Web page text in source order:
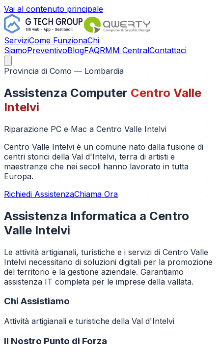
Vai al contenuto principale
ServiziCome FunzionaChi
SiamoPreventivoBlogFAQRMM CentralContattaci
Provincia di Como — Lombardia
Assistenza Computer Centro Valle
Intelvi
Riparazione PC e Mac a Centro Valle Intelvi
Centro Valle Intelvi è un comune nato dalla fusione di
centri storici della Val d'Intelvi, terra di artisti e
maestranze che nei secoli hanno lavorato in tutta
Europa.
Richiedi AssistenzaChiama Ora
Assistenza Informatica a Centro
Valle Intelvi
Le attività artigianali, turistiche e i servizi di Centro Valle
Intelvi necessitano di soluzioni digitali per la promozione
del territorio e la gestione aziendale. Garantiamo
assistenza IT completa per le imprese della vallata.
Chi Assistiamo
Attività artigianali e turistiche della Val d'Intelvi
Il Nostro Punto di Forza